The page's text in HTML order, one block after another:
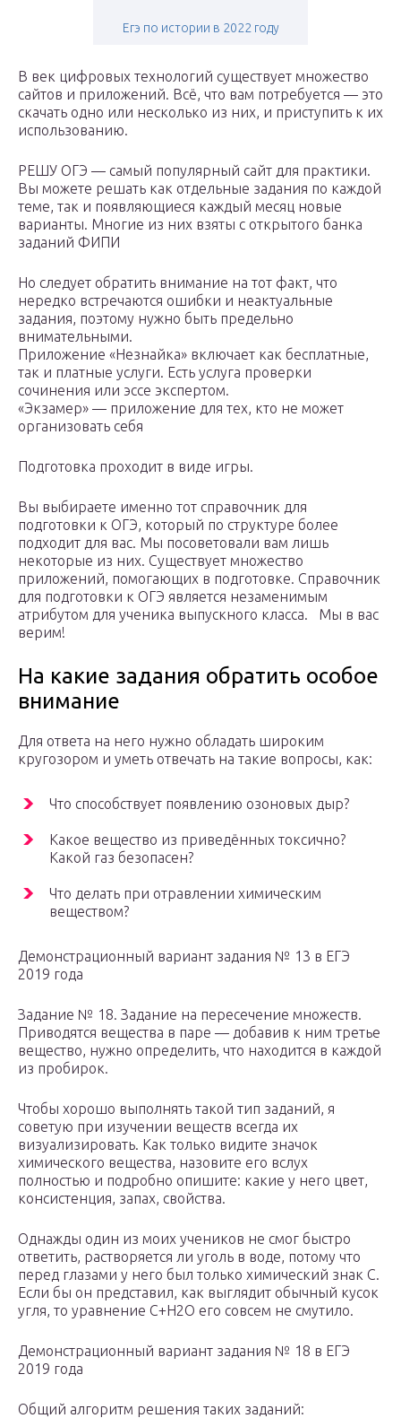
Егэ по истории в 2022 году
В век цифровых технологий существует множество
сайтов и приложений. Всё, что вам потребуется — это
скачать одно или несколько из них, и приступить к их
использованию.
РЕШУ ОГЭ — самый популярный сайт для практики.
Вы можете решать как отдельные задания по каждой
теме, так и появляющиеся каждый месяц новые
варианты. Многие из них взяты с открытого банка
заданий ФИПИ
Но следует обратить внимание на тот факт, что
нередко встречаются ошибки и неактуальные
задания, поэтому нужно быть предельно
внимательными.
Приложение «‎Незнайка» включает как бесплатные,
так и платные услуги. Есть услуга проверки
сочинения или эссе экспертом.
«Экзамер» — приложение для тех, кто не может
организовать себя
Подготовка проходит в виде игры.
Вы выбираете именно тот справочник для
подготовки к ОГЭ, который по структуре более
подходит для вас. Мы посоветовали вам лишь
некоторые из них. Существует множество
приложений, помогающих в подготовке. Справочник
для подготовки к ОГЭ является незаменимым
атрибутом для ученика выпускного класса. Мы в вас
верим!
На какие задания обратить особое
внимание
Для ответа на него нужно обладать широким
кругозором и уметь отвечать на такие вопросы, как:
Что способствует появлению озоновых дыр?
Какое вещество из приведённых токсично?
Какой газ безопасен?
Что делать при отравлении химическим
веществом?
Демонстрационный вариант задания № 13 в ЕГЭ
2019 года
Задание № 18. Задание на пересечение множеств.
Приводятся вещества в паре — добавив к ним третье
вещество, нужно определить, что находится в каждой
из пробирок.
Чтобы хорошо выполнять такой тип заданий, я
советую при изучении веществ всегда их
визуализировать. Как только видите значок
химического вещества, назовите его вслух
полностью и подробно опишите: какие у него цвет,
консистенция, запах, свойства.
Однажды один из моих учеников не смог быстро
ответить, растворяется ли уголь в воде, потому что
перед глазами у него был только химический знак C.
Если бы он представил, как выглядит обычный кусок
угля, то уравнение С+H2O его совсем не смутило.
Демонстрационный вариант задания № 18 в ЕГЭ
2019 года
Общий алгоритм решения таких заданий: